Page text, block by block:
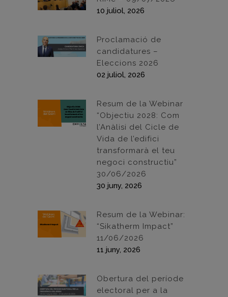
10 juliol, 2026
Proclamació de
candidatures –
Eleccions 2026
02 juliol, 2026
Resum de la Webinar
“Objectiu 2028: Com
l’Anàlisi del Cicle de
Vida de l’edifici
transformarà el teu
negoci constructiu”
30/06/2026
30 juny, 2026
Resum de la Webinar:
“Sikatherm Impact”
11/06/2026
11 juny, 2026
Obertura del període
electoral per a la